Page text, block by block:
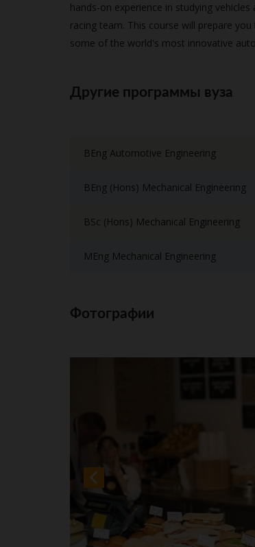
hands-on experience in studying
racing team. This course will prepare
some of the world's most innovative
Другие программы вуза
BEng Automotive Engineering
BEng (Hons) Mechanical Engineering
BSc (Hons) Mechanical Engineering
MEng Mechanical Engineering
Фотографии